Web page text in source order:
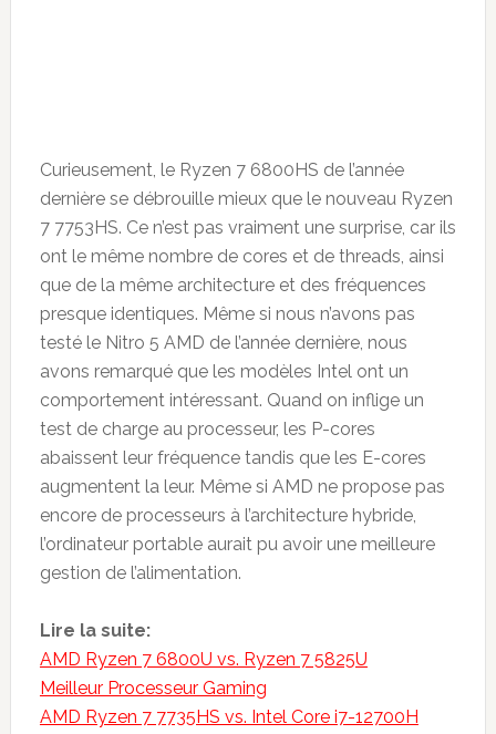
Curieusement, le Ryzen 7 6800HS de l’année
dernière se débrouille mieux que le nouveau Ryzen
7 7753HS. Ce n’est pas vraiment une surprise, car ils
ont le même nombre de cores et de threads, ainsi
que de la même architecture et des fréquences
presque identiques. Même si nous n’avons pas
testé le Nitro 5 AMD de l’année dernière, nous
avons remarqué que les modèles Intel ont un
comportement intéressant. Quand on inflige un
test de charge au processeur, les P-cores
abaissent leur fréquence tandis que les E-cores
augmentent la leur. Même si AMD ne propose pas
encore de processeurs à l’architecture hybride,
l’ordinateur portable aurait pu avoir une meilleure
gestion de l’alimentation.
Lire la suite:
AMD Ryzen 7 6800U vs. Ryzen 7 5825U
Meilleur Processeur Gaming
AMD Ryzen 7 7735HS vs. Intel Core i7-12700H